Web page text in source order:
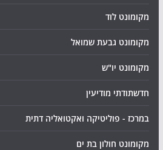
מקומונט לוד
מקומונט גבעת שמואל
מקומונט יו"ש
חדשתודתי מודיעין
במרכז - פוליטיקה ואקטואליה דתית
מקומונט חולון בת ים